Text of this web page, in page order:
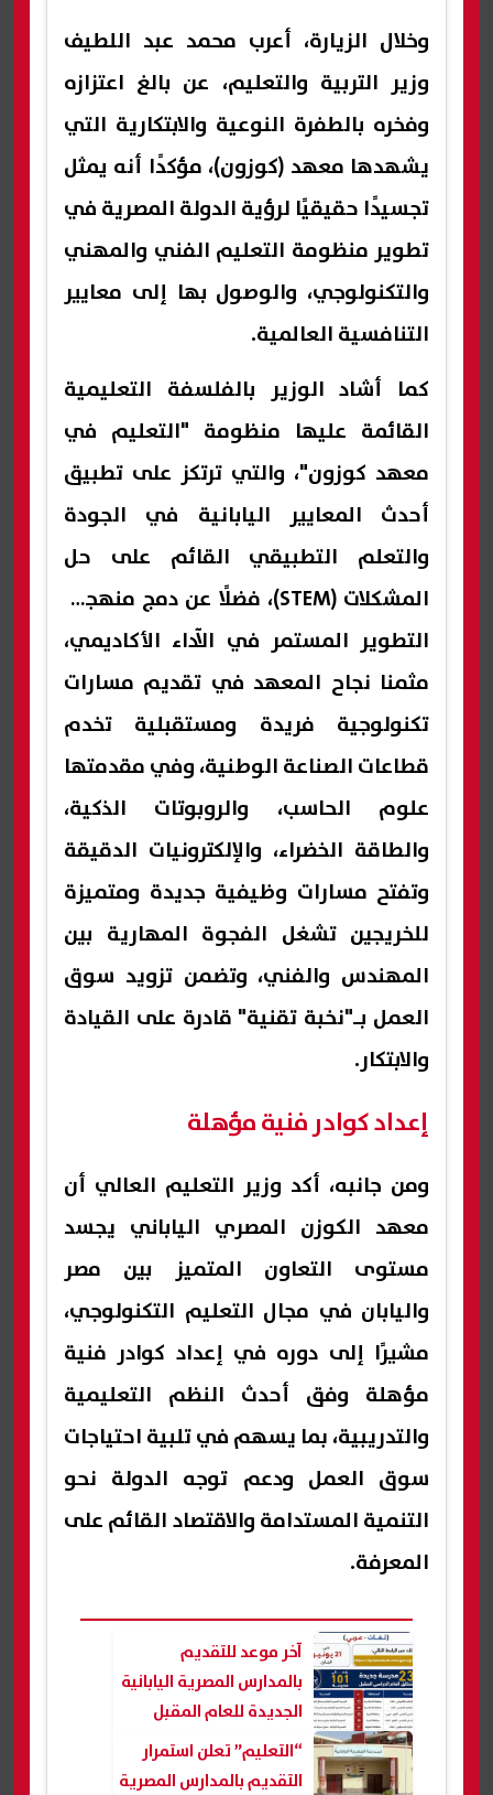
وخلال الزيارة، أعرب محمد عبد اللطيف
وزير التربية والتعليم، عن بالغ اعتزازه
وفخره بالطفرة النوعية والابتكارية التي
يشهدها معهد (كوزون)، مؤكدًا أنه يمثل
تجسيدًا حقيقيًا لرؤية الدولة المصرية في
تطوير منظومة التعليم الفني والمهني
والتكنولوجي، والوصول بها إلى معايير
التنافسية العالمية.
كما أشاد الوزير بالفلسفة التعليمية
القائمة عليها منظومة "التعليم في
معهد كوزون"، والتي ترتكز على تطبيق
أحدث المعايير اليابانية في الجودة
والتعلم التطبيقي القائم على حل
المشكلات (STEM)، فضلًا عن دمج منهجية
التطوير المستمر في الآداء الأكاديمي،
مثمنا نجاح المعهد في تقديم مسارات
تكنولوجية فريدة ومستقبلية تخدم
قطاعات الصناعة الوطنية، وفي مقدمتها
علوم الحاسب، والروبوتات الذكية،
والطاقة الخضراء، والإلكترونيات الدقيقة
وتفتح مسارات وظيفية جديدة ومتميزة
للخريجين تشغل الفجوة المهارية بين
المهندس والفني، وتضمن تزويد سوق
العمل بـ"نخبة تقنية" قادرة على القيادة
والابتكار.
إعداد كوادر فنية مؤهلة
ومن جانبه، أكد وزير التعليم العالي أن
معهد الكوزن المصري الياباني يجسد
مستوى التعاون المتميز بين مصر
واليابان في مجال التعليم التكنولوجي،
مشيرًا إلى دوره في إعداد كوادر فنية
مؤهلة وفق أحدث النظم التعليمية
والتدريبية، بما يسهم في تلبية احتياجات
سوق العمل ودعم توجه الدولة نحو
التنمية المستدامة والاقتصاد القائم على
المعرفة.
آخر موعد للتقديم
بالمدارس المصرية اليابانية
الجديدة للعام المقبل
“التعليم” تعلن استمرار
التقديم بالمدارس المصرية